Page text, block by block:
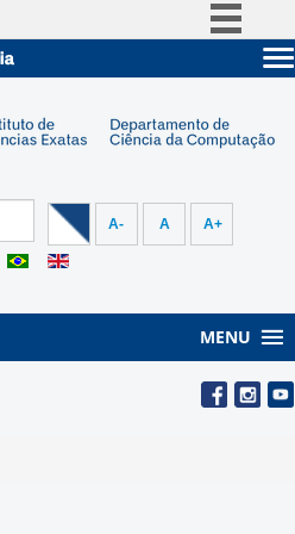
Participe
Legislação
Canais
Unidades acadêmicas
Estude na UnB
Administração
A- A A+
MENU